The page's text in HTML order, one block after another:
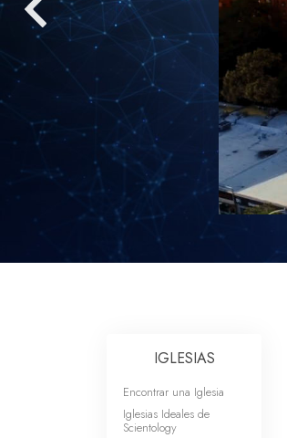
IGLESIAS
Encontrar una Iglesia
Iglesias Ideales de
Scientology